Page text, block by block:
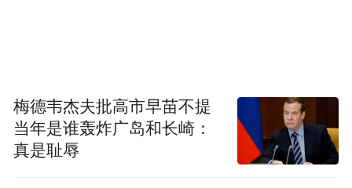
作为赛事承办地，烟台芝罘区拥有得天独厚
的自然禀赋与深厚的帆船帆板运动底蕴。幸
福湾水域风况稳定、水质优良、航道开阔，
梅德韦杰夫批高市早苗不提
当年是谁轰炸广岛和长崎：
真是耻辱